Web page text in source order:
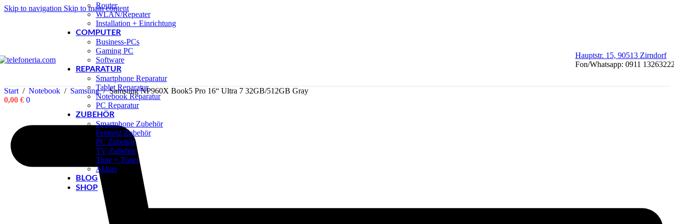
Skip to navigation Skip to main content
Router
WLAN/Repeater
Installation + Einrichtung
COMPUTER
Business-PCs
Gaming PC
Software
REPARATUR
Smartphone Reparatur
Tablet Reparatur
Notebook Reparatur
PC Reparatur
ZUBEHÖR
Smartphone Zubehör
Festnetz Zubehör
PC Zubehör
TV Zubehör
Tinte + Toner
Akkus
BLOG
SHOP
Hauptstr. 15, 90513 Zirndorf
Fon/Whatsapp: 0911
Start / Notebook / Samsung/ Samsung NP960X Book5 Pro 16“ Ultra 7 32GB/512GB Gray
0,00 € 0